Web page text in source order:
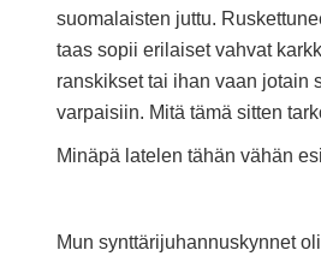
suomalaisten juttu.
taas sopii erilaiset vahvat
ranskikset tai ihan vaan jotain
varpaisiin. Mitä tämä sitten
Minäpä latelen tähän vähän
Mun synttärijuhannuskynnet